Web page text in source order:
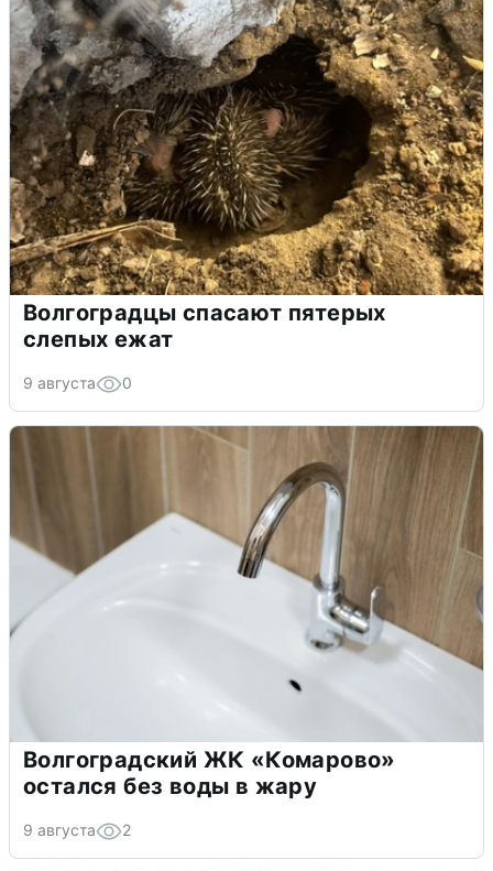
Волгоградцы спасают пятерых
слепых ежат
9 августа 0
Волгоградский ЖК «Комарово»
остался без воды в жару
9 августа 2